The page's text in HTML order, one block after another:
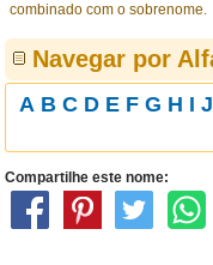
combinado com o sobrenome.
Navegar por
A B C D E F G H I J
Compartilhe este nome: